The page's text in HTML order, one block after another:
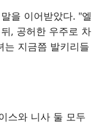
을 이어받았다. "엘
, 공허한 우주로 차
지금쯤 발키리들
스와 니사 둘 모두